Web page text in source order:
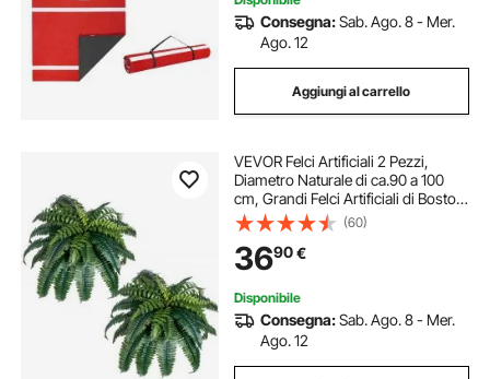
Consegna:Sab. Ago. 8 - Mer.
Ago. 12
Aggiungi al carrello
VEVOR Felci Artificiali 2 Pezzi,
Diametro Naturale di ca.90 a 100
cm, Grandi Felci Artificiali di Boston
Sospese, Decorazione da Parete
con 35 Rami, Felce Finta per Casa e
Ufficio, Vaso non Incluso
(60)
3690€
Disponibile
Consegna:Sab. Ago. 8 - Mer.
Ago. 12